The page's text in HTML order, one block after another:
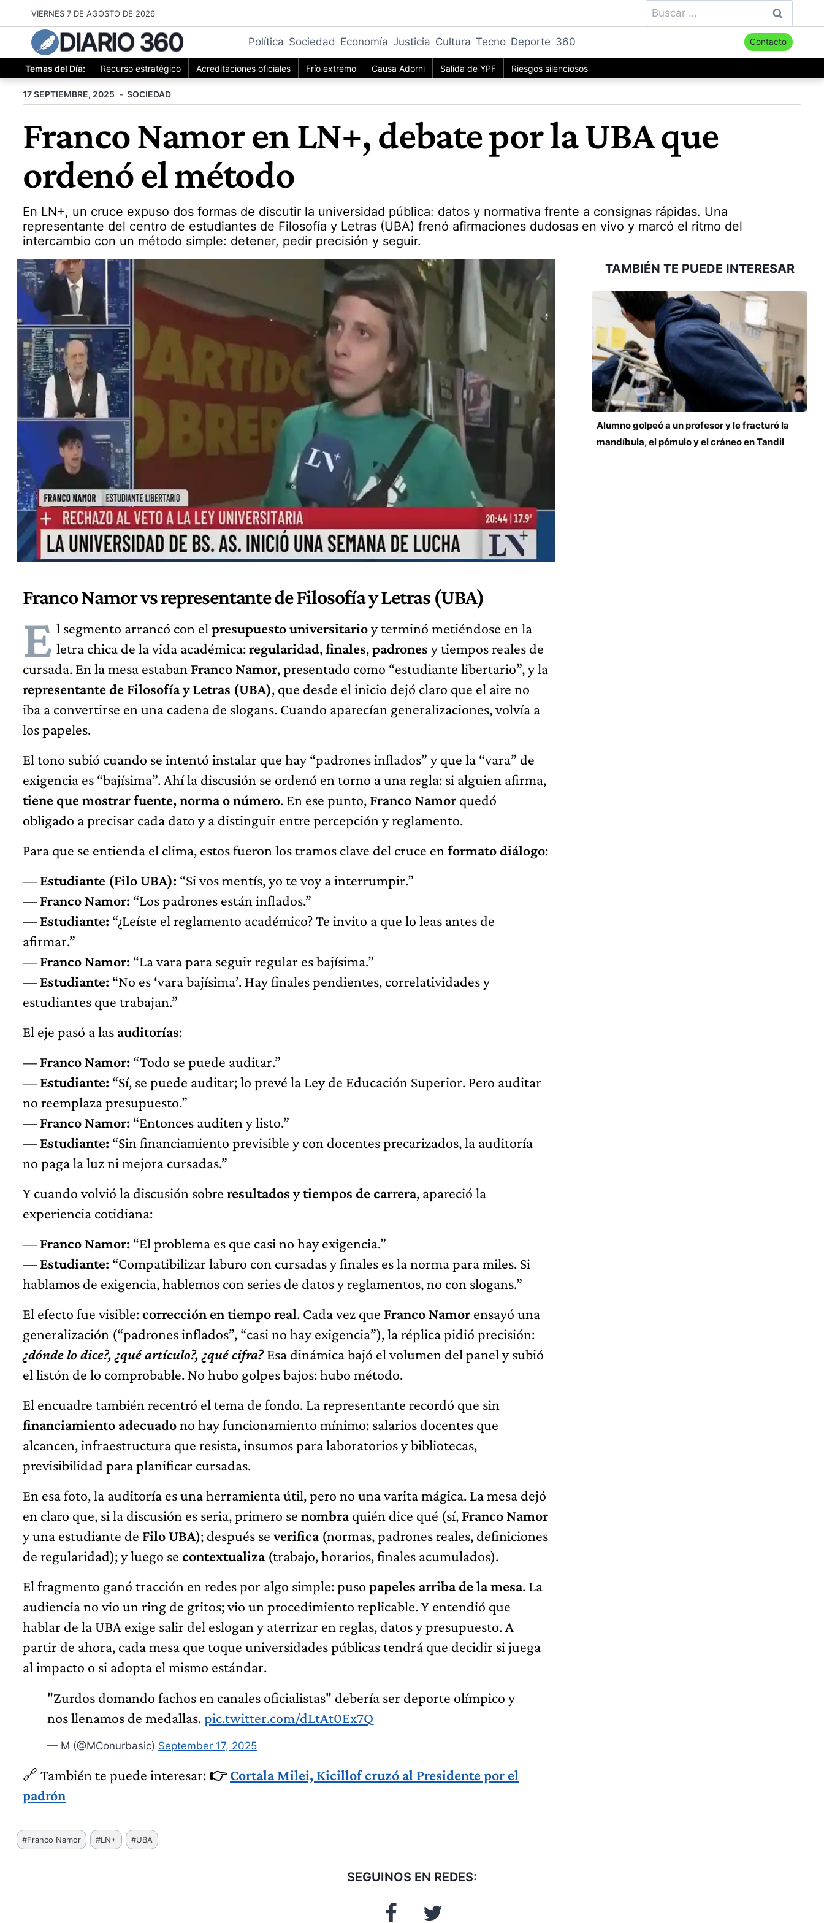
al
contenido
VIERNES 7 DE AGOSTO DE 2026 Buscar:
DIARIO 360 Política Sociedad Economía Justicia Cultura Tecno Deporte 360 Contacto
Temas del Día: Recurso estratégico Acreditaciones oficiales Frío extremo Causa Adorni Salida de YPF Riesgos silenciosos
17 SEPTIEMBRE, 2025 SOCIEDAD
Franco Namor en LN+, debate por la UBA que
ordenó el método
En LN+, un cruce expuso dos formas de discutir la universidad pública: datos y normativa frente a consignas rápidas. Una
representante del centro de estudiantes de Filosofía y Letras (UBA) frenó afirmaciones dudosas en vivo y marcó el ritmo del
intercambio con un método simple: detener, pedir precisión y seguir.
Franco Namor vs representante de Filosofía y Letras (UBA)
E l segmento arrancó con el presupuesto universitarioy terminó metiéndose en la
letra chica de la vida académica:regularidad,finales,padrones y tiempos reales de
cursada. En la mesa estaban Franco Namor, presentado como “estudiante libertario”, y la
representante de Filosofía y Letras (UBA), que desde el inicio dejó claro que el aire no
iba a convertirse en una cadena de slogans. Cuando aparecían generalizaciones, volvía a
los papeles.
El tono subió cuando se intentó instalar que hay “padrones inflados” y que la “vara” de
exigencia es “bajísima”. Ahí la discusión se ordenó en torno a una regla: si alguien afirma,
tiene que mostrar fuente, norma o número. En ese punto, Franco Namor quedó
obligado a precisar cada dato y a distinguir entre percepción y reglamento.
Para que se entienda el clima, estos fueron los tramos clave del cruce en formato diálogo:
—Estudiante (Filo UBA): “Si vos mentís, yo te voy a interrumpir.”
—Franco Namor: “Los padrones están inflados.”
—Estudiante: “¿Leíste el reglamento académico? Te invito a que lo leas antes de
afirmar.”
—Franco Namor: “La vara para seguir regular es bajísima.”
—Estudiante: “No es ‘vara bajísima’. Hay finales pendientes, correlatividades y
estudiantes que trabajan.”
El eje pasó a las auditorías:
—Franco Namor: “Todo se puede auditar.”
—Estudiante: “Sí, se puede auditar; lo prevé la Ley de Educación Superior. Pero auditar
no reemplaza presupuesto.”
—Franco Namor: “Entonces auditen y listo.”
—Estudiante: “Sin financiamiento previsible y con docentes precarizados, la auditoría
no paga la luz ni mejora cursadas.”
Y cuando volvió la discusión sobre resultados ytiempos de carrera, apareció la
experiencia cotidiana:
—Franco Namor: “El problema es que casi no hay exigencia.”
—Estudiante: “Compatibilizar laburo con cursadas y finales es la norma para miles. Si
hablamos de exigencia, hablemos con series de datos y reglamentos, no con slogans.”
El efecto fue visible:corrección en tiempo real. Cada vez que Franco Namor ensayó una
generalización (“padrones inflados”, “casi no hay exigencia”), la réplica pidió precisión:
¿dónde lo dice?, ¿qué artículo?, ¿qué cifra?Esa dinámica bajó el volumen del panel y subió
el listón de lo comprobable. No hubo golpes bajos: hubo método.
El encuadre también recentró el tema de fondo. La representante recordó que sin
financiamiento adecuadono hay funcionamiento mínimo: salarios docentes que
alcancen, infraestructura que resista, insumos para laboratorios y bibliotecas,
previsibilidad para planificar cursadas.
En esa foto, la auditoría es una herramienta útil, pero no una varita mágica. La mesa dejó
en claro que, si la discusión es seria, primero se nombraquién dice qué (sí, Franco Namor
y una estudiante de Filo UBA); después severifica(normas, padrones reales, definiciones
de regularidad); y luego se contextualiza(trabajo, horarios, finales acumulados).
El fragmento ganó tracción en redes por algo simple: puso papeles arriba de la mesa. La
audiencia no vio un ring de gritos; vio un procedimiento replicable. Y entendió que
hablar de la UBA exige salir del eslogan y aterrizar en reglas, datos y presupuesto. A
partir de ahora, cada mesa que toque universidades públicas tendrá que decidir si juega
al impacto o si adopta el mismo estándar.
"Zurdos domando fachos en canales oficialistas" debería ser deporte olímpico y
nos llenamos de medallas.pic.twitter.com/dLtAt0Ex7Q
— M (@MConurbasic) September 17, 2025
🔗 También te puede interesar: 👉 Cortala Milei, Kicillof cruzó al Presidente por el
padrón
Etiquetas
de
#Franco Namor #LN+ #UBA
TAMBIÉN TE PUEDE INTERESAR
Alumno golpeó a un profesor y le fracturó la
mandíbula, el pómulo y el cráneo en Tandil
SEGUINOS EN REDES: